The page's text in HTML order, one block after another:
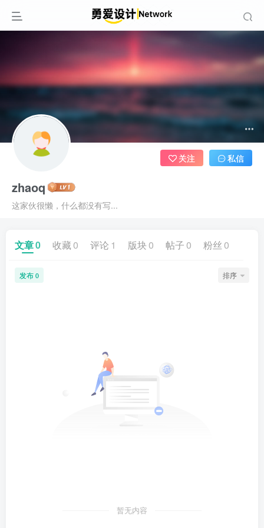
zhaoq
这家伙很懒，什么都没有写...
关注 私信
文章0 收藏 0 评论 1 版块 0 帖子 0 粉丝 0
发布 0 排序
暂无内容